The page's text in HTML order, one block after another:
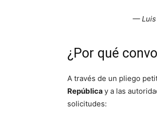
— Luis
¿Por qué
A través de un pliego
República y a las
solicitudes: